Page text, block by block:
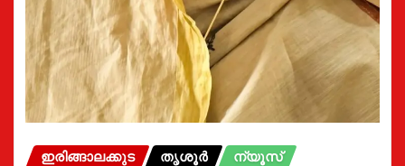
ഇരിങ്ങാലക്കുട തൃശൂർ ന്യൂസ്